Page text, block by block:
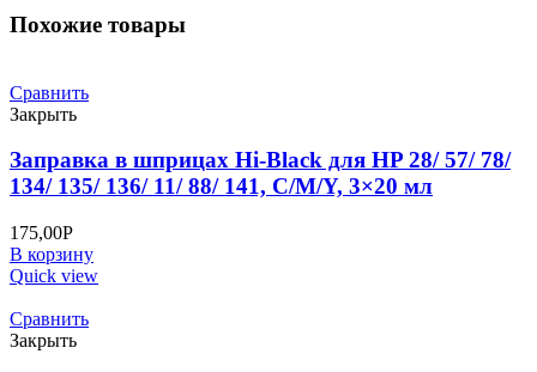
0,1
Похожие товары
Сравнить
Закрыть
Заправка в шприцах Hi-Black для HP 28/ 57/ 78/
134/ 135/ 136/ 11/ 88/ 141, C/M/Y, 3×20 мл
175,00Р
В корзину
Quick view
Сравнить
Закрыть